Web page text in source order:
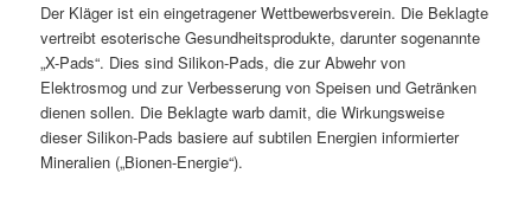
Der Kläger ist ein eingetragener Wettbewerbsverein. Die Beklagte
vertreibt esoterische Gesundheitsprodukte, darunter sogenannte
„X-Pads“. Dies sind Silikon-Pads, die zur Abwehr von
Elektrosmog und zur Verbesserung von Speisen und Getränken
dienen sollen. Die Beklagte warb damit, die Wirkungsweise
dieser Silikon-Pads basiere auf subtilen Energien informierter
Mineralien („Bionen-Energie“).